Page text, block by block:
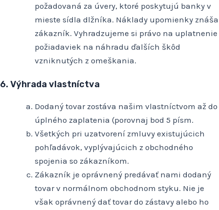
požadovaná za úvery, ktoré poskytujú banky v
mieste sídla dlžníka. Náklady upomienky znáša
zákazník. Vyhradzujeme si právo na uplatnenie
požiadaviek na náhradu ďalších škôd
vzniknutých z omeškania.
6. Výhrada vlastníctva
Dodaný tovar zostáva našim vlastníctvom až do
úplného zaplatenia (porovnaj bod 5 písm.
Všetkých pri uzatvorení zmluvy existujúcich
pohľadávok, vyplývajúcich z obchodného
spojenia so zákazníkom.
Zákazník je oprávnený predávať nami dodaný
tovar v normálnom obchodnom styku. Nie je
však oprávnený dať tovar do zástavy alebo ho